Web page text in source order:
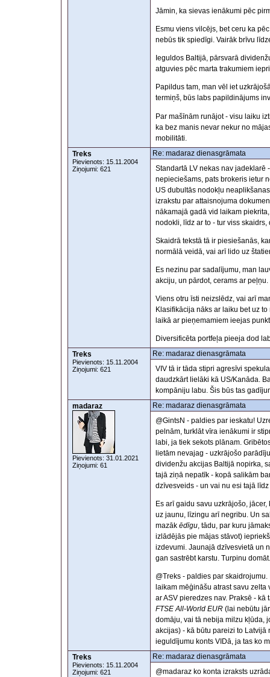
Jāmin, ka sievas ienākumi pēc
Esmu viens vilcējs, bet ceru ka
nebūs tik spiedīgi. Vairāk brīvu
Ieguldos Baltijā, pārsvarā
atguvies pēc marta trakumiem
Papildus tam, man vēl iet
termiņš, būs labs papildinājums
Par mašīnām runājot - visu laiku
ka bez manis nevar nekur no
mobilitāti.
Treks
Pievienots: 15.11.2004
Ziņojumi: 621
Re: madaraz dienasgrāmata
Standartā LV nekas nav jadeklarē
nepieciešams, pats brokeris ietur
US dubultās nodokļu
izrakstu par attaisnojuma
nākamajā gadā vid laikam
nodokli, līdz ar to - tur viss
Skaidrā tekstā tā ir piesiešanās,
normālā veidā, vai arī lido uz
Es nezinu par sadalījumu, man
akciju, un pārdot, cerams ar peļņu.
Viens otru īsti neizslēdz, vai arī
Klasifikācija nāks ar laiku bet uz
laikā ar pieņemamiem ieejas
Diversificēta portfeļa pieeja dod
Treks
Pievienots: 15.11.2004
Ziņojumi: 621
Re: madaraz dienasgrāmata
VIV tā ir tāda stipri agresīvi
daudzkārt lielāki kā US/Kanāda.
kompāniju labu. Šis būs tas
madaraz
Pievienots: 31.01.2021
Ziņojumi: 61
Re: madaraz dienasgrāmata
@GintsN - paldies par ieskatu!
pelnām, turklāt vīra ienākumi ir
labi, ja tiek sekots plānam.
lietām nevajag - uzkrājošo
dividenžu akcijas Baltijā nopirka,
tajā ziņā nepatīk - kopā salikām
dzīvesveids - un vai nu esi tajā
Es arī gaidu savu uzkrājošo,
uz jaunu, līzingu arī negribu. Un
mazāk ēdīgu, tādu, par kuru
izlādējās pie mājas stāvot)
izdevumi. Jaunajā dzīvesvietā un
gan sastrēbt karstu. Turpinu
@Treks - paldies par
laikam mēģināšu atrast savu
ar ASV pieredzes nav. Praksē -
FTSE All-World EUR (lai nebūtu
domāju, vai tā nebija milzu kļūda,
akcijas) - kā būtu pareizi to Latvijā
ieguldījumu konts VIDā, ja tas ko
Treks
Pievienots: 15.11.2004
Ziņojumi: 621
Re: madaraz dienasgrāmata
@madaraz ko konta izraksts